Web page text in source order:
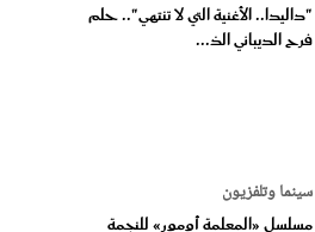
"داليدا.. الأغنية التي لا تنتهي".. حلم
فرح الديباني الذ...
سينما وتلفزيون
مسلسل «المعلمة أومور» للنجمة